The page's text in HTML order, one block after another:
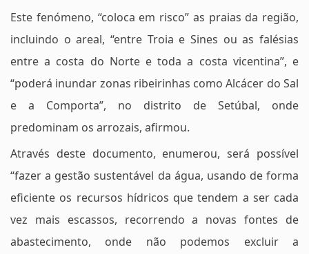
Este fenómeno, “coloca em risco” as praias da região,
incluindo o areal, “entre Troia e Sines ou as falésias
entre a costa do Norte e toda a costa vicentina”, e
“poderá inundar zonas ribeirinhas como Alcácer do Sal
e a Comporta”, no distrito de Setúbal, onde
predominam os arrozais, afirmou.
Através deste documento, enumerou, será possível
“fazer a gestão sustentável da água, usando de forma
eficiente os recursos hídricos que tendem a ser cada
vez mais escassos, recorrendo a novas fontes de
abastecimento, onde não podemos excluir a